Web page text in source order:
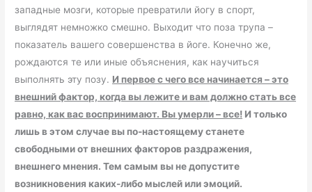
западные мозги, которые превратили йогу в спорт,
выглядят немножко смешно. Выходит что поза трупа –
показатель вашего совершенства в йоге. Конечно же,
рождаются те или иные объяснения, как научиться
выполнять эту позу. И первое с чего все начинается – это
внешний фактор, когда вы лежите и вам должно стать все
равно, как вас воспринимают. Вы умерли – все! И только
лишь в этом случае вы по-настоящему станете
свободными от внешних факторов раздражения,
внешнего мнения. Тем самым вы не допустите
возникновения каких-либо мыслей или эмоций.